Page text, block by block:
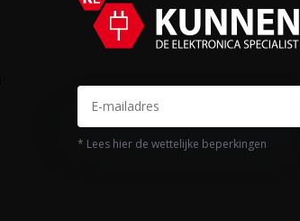
* Lees hier de wettelijke beperkingen